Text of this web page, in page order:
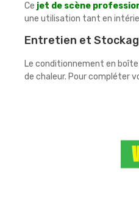
Ce jet de scène
une utilisation tant en
Entretien et
Le conditionnement en
de chaleur. Pour compléter